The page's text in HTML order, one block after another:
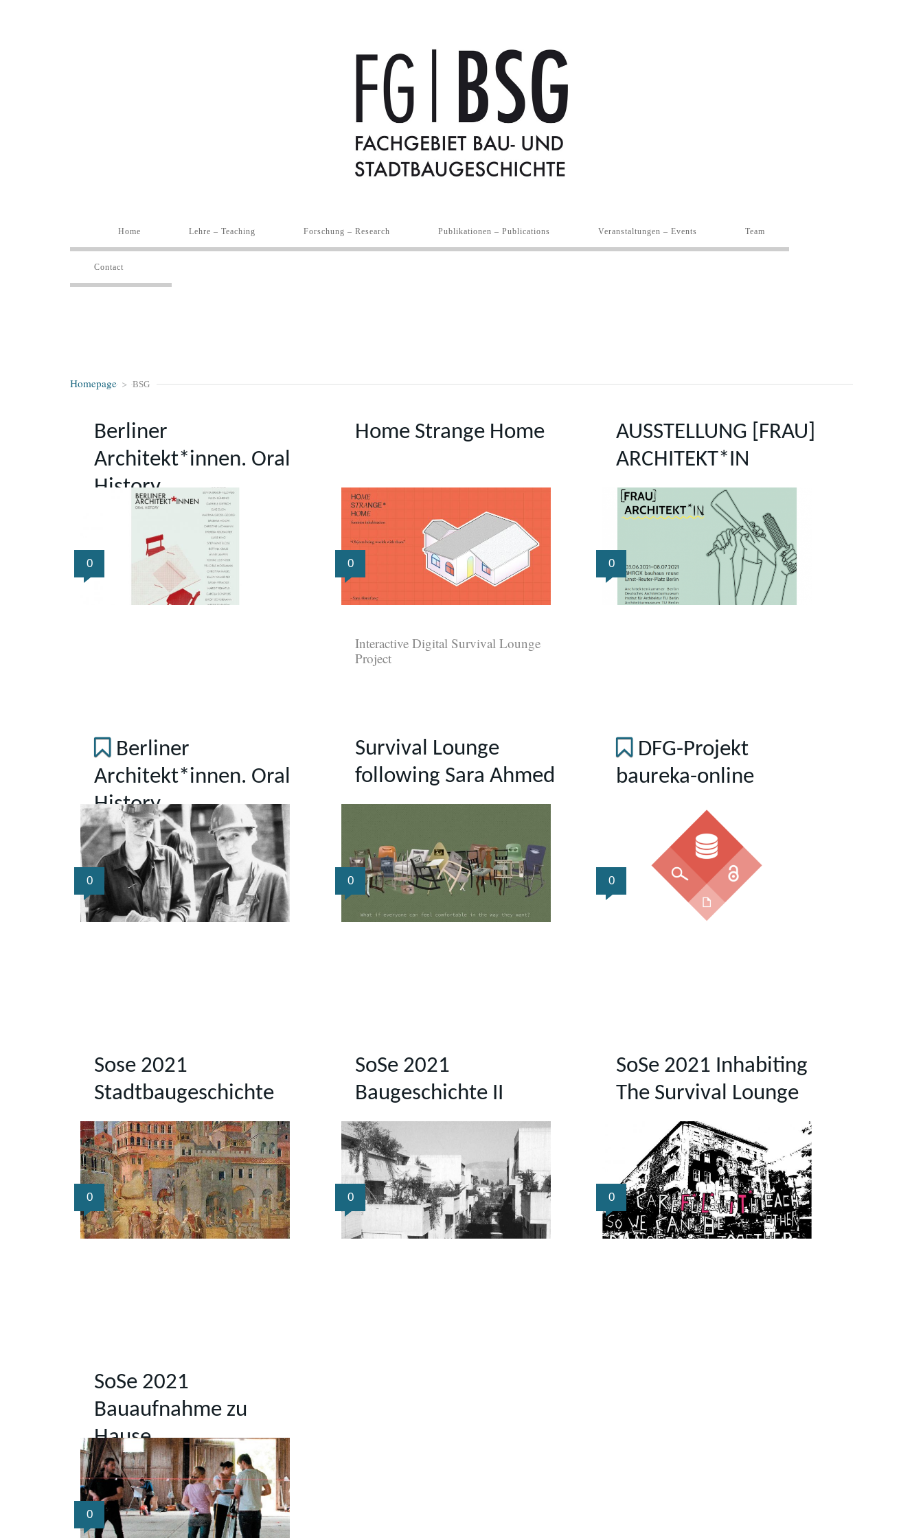
Home Lehre – Teaching Forschung – Research Publikationen – Publications Veranstaltungen – Events Team
Contact
Homepage > BSG
Berliner
Architekt*innen. Oral
History
0
Home Strange Home
0
Interactive Digital Survival Lounge
Project
AUSSTELLUNG [FRAU]
ARCHITEKT*IN
0
Berliner
Architekt*innen. Oral
History
0
Survival Lounge
following Sara Ahmed
0
DFG-Projekt
baureka-online
0
Sose 2021
Stadtbaugeschichte
0
SoSe 2021
Baugeschichte II
0
SoSe 2021 Inhabiting
The Survival Lounge
0
SoSe 2021
Bauaufnahme zu
Hause
0